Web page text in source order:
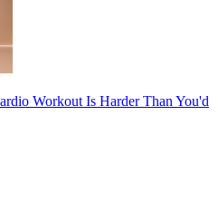
Workout Is Harder Than You'd